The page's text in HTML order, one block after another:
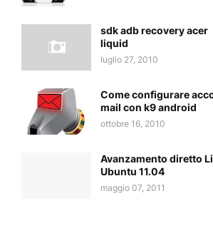
sdk adb recovery acer
liquid
luglio 27, 2010
Come configurare
mail con k9 android
ottobre 16, 2010
Avanzamento diretto
Ubuntu 11.04
maggio 07, 2011